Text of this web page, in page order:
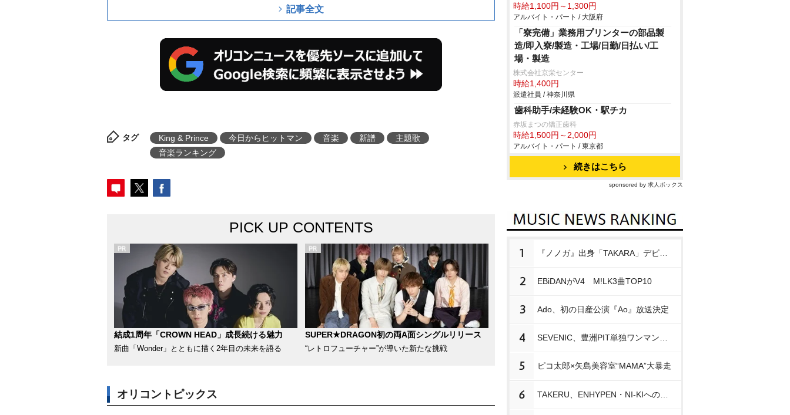
記事全文
タグ King & Prince 今日からヒットマン 音楽 新譜
主題歌
音楽ランキング
PICK UP CONTENTS
結成1周年「CROWN HEAD」成長続ける魅力
新曲「Wonder」とともに描く2年目の未来を語る
SUPER★DRAGON初の両A面シングルリリース
“レトロフューチャー”が導いた新たな挑戦
オリコントピックス
時給1,100円～1,300円
アルバイト・パート / 大阪府
「寮完備」業務用プリンターの部品製
造/即入寮/製造・工場/日勤/日払い/工
場・製造
株式会社京栄センター
時給1,400円
派遣社員 / 神奈川県
歯科助手/未経験OK・駅チカ
赤坂まつの矯正歯科
時給1,500円～2,000円
アルバイト・パート / 東京都
続きはこちら
sponsored by 求人ボックス
1
2 EBiDANがV4 M!LK3曲TOP10
3 Ado、初の日産公演『Ao』放送決定
4
5 ピコ太郎×矢島美容室“MAMA”大暴走
6